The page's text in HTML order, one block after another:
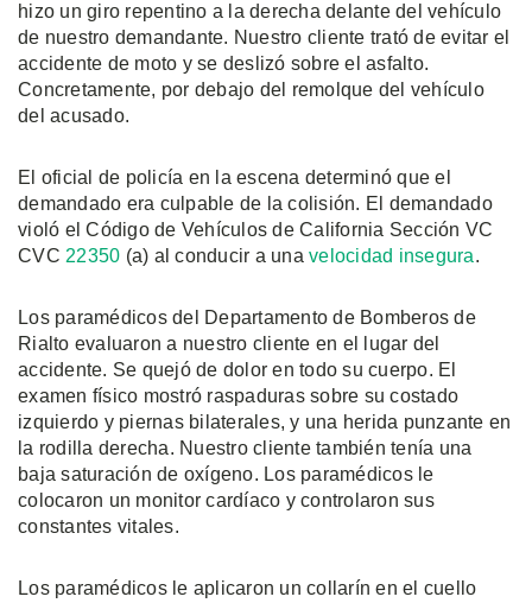
hizo un giro repentino a la derecha delante del vehículo
de nuestro demandante. Nuestro cliente trató de evitar el
accidente de moto y se deslizó sobre el asfalto.
Concretamente, por debajo del remolque del vehículo
del acusado.
El oficial de policía en la escena determinó que el
demandado era culpable de la colisión. El demandado
violó el Código de Vehículos de California Sección VC
CVC 22350 (a) al conducir a una velocidad insegura.
Los paramédicos del Departamento de Bomberos de
Rialto evaluaron a nuestro cliente en el lugar del
accidente. Se quejó de dolor en todo su cuerpo. El
examen físico mostró raspaduras sobre su costado
izquierdo y piernas bilaterales, y una herida punzante en
la rodilla derecha. Nuestro cliente también tenía una
baja saturación de oxígeno. Los paramédicos le
colocaron un monitor cardíaco y controlaron sus
constantes vitales.
Los paramédicos le aplicaron un collarín en el cuello